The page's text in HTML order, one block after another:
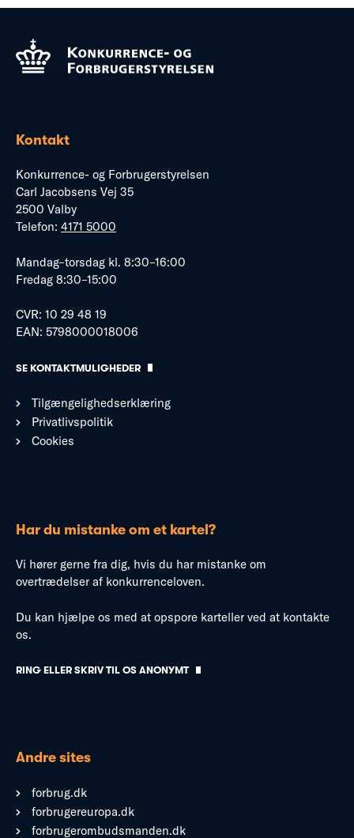
Kontakt
Konkurrence- og Forbrugerstyrelsen
Carl Jacobsens Vej 35
2500 Valby
Telefon: 4171 5000
Mandag–torsdag kl. 8:30–16:00
Fredag 8:30–15:00
CVR: 10 29 48 19
EAN: 5798000018006
SE KONTAKTMULIGHEDER
Tilgængelighedserklæring
Privatlivspolitik
Cookies
Har du mistanke om et kartel?
Vi hører gerne fra dig, hvis du har mistanke om
overtrædelser af konkurrenceloven.
Du kan hjælpe os med at opspore karteller ved at kontakte
os.
RING ELLER SKRIV TIL OS ANONYMT
Andre sites
forbrug.dk
forbrugereuropa.dk
forbrugerombudsmanden.dk